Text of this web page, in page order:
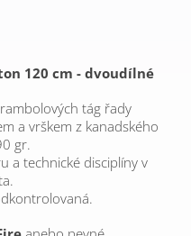
120 cm - dvoudílné
tág řady
a vrškem z kanadského
gr.
a technické disciplíny v